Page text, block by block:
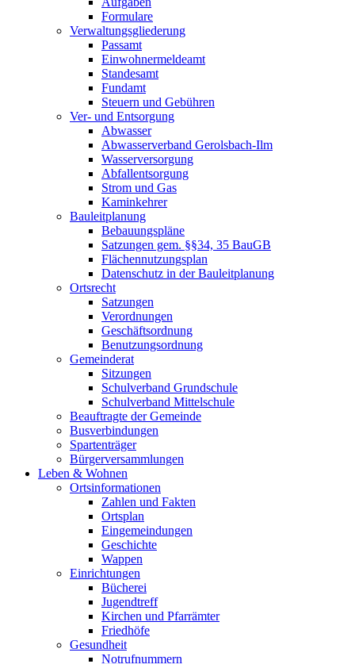
Formulare
Verwaltungsgliederung
Passamt
Einwohnermeldeamt
Standesamt
Fundamt
Steuern und Gebühren
Ver- und Entsorgung
Abwasser
Abwasserverband Gerolsbach-Ilm
Wasserversorgung
Abfallentsorgung
Strom und Gas
Kaminkehrer
Bauleitplanung
Bebauungspläne
Satzungen gem. §§34, 35 BauGB
Flächennutzungsplan
Datenschutz in der Bauleitplanung
Ortsrecht
Satzungen
Verordnungen
Geschäftsordnung
Benutzungsordnung
Gemeinderat
Sitzungen
Schulverband Grundschule
Schulverband Mittelschule
Beauftragte der Gemeinde
Busverbindungen
Spartenträger
Bürgerversammlungen
Leben & Wohnen
Ortsinformationen
Zahlen und Fakten
Ortsplan
Eingemeindungen
Geschichte
Wappen
Einrichtungen
Bücherei
Jugendtreff
Kirchen und Pfarrämter
Friedhöfe
Gesundheit
Notrufnummern